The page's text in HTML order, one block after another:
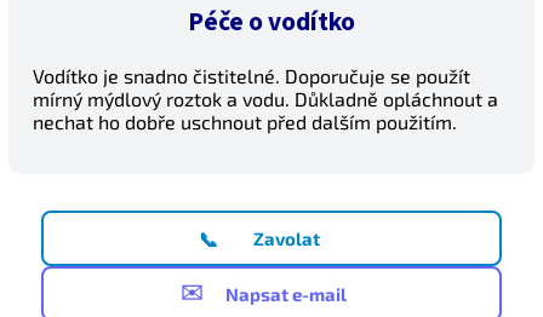
Péče o vodítko
Vodítko je snadno čistitelné. Doporučuje se použít
mírný mýdlový roztok a vodu. Důkladně opláchnout a
nechat ho dobře uschnout před dalším použitím.
📞 Zavolat
✉️ Napsat e-mail